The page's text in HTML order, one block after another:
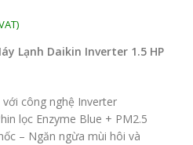
Lạnh Daikin Inverter 1.5 HP
công nghệ Inverter
lọc Enzyme Blue + PM2.5
– Ngăn ngừa mùi hôi và